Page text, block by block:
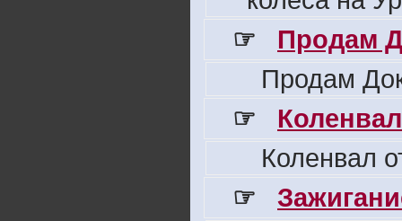
☞
Продам
Продам
☞
Коленвал
☞